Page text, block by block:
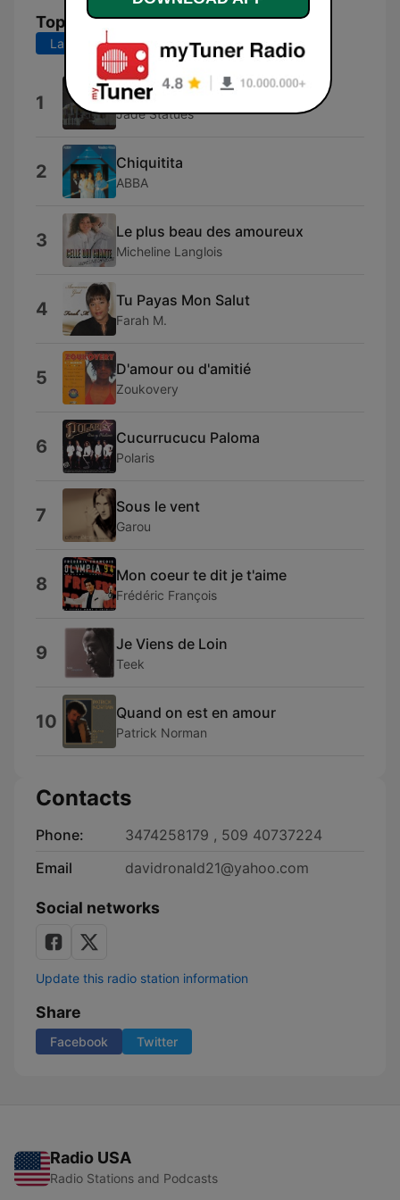
Top Songs
Last 7 days Last 30 days
1 Mochi (feat. Audréanne Filion)
Jade Statues
2 Chiquitita
ABBA
3 Le plus beau des amoureux
Micheline Langlois
4 Tu Payas Mon Salut
Farah M.
5 D'amour ou d'amitié
Zoukovery
6 Cucurrucucu Paloma
Polaris
7 Sous le vent
Garou
8 Mon coeur te dit je t'aime
Frédéric François
9 Je Viens de Loin
Teek
10 Quand on est en amour
Patrick Norman
Contacts
Phone:
3474258179 , 509 40737224
Email
davidronald21@yahoo.com
Social networks
Update this radio station information
Share
Facebook Twitter
Radio USA
Radio Stations and Podcasts